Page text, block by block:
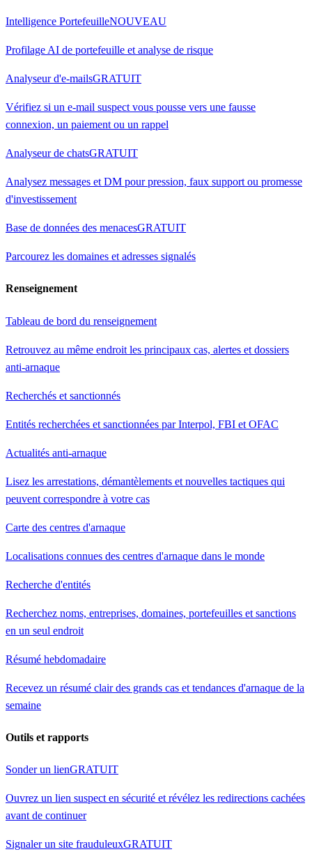
Intelligence PortefeuilleNOUVEAU
Profilage AI de portefeuille et analyse de risque
Analyseur d'e-mailsGRATUIT
Vérifiez si un e-mail suspect vous pousse vers une fausse
connexion, un paiement ou un rappel
Analyseur de chatsGRATUIT
Analysez messages et DM pour pression, faux support ou promesse
d'investissement
Base de données des menacesGRATUIT
Parcourez les domaines et adresses signalés
Renseignement
Tableau de bord du renseignement
Retrouvez au même endroit les principaux cas, alertes et dossiers
anti-arnaque
Recherchés et sanctionnés
Entités recherchées et sanctionnées par Interpol, FBI et OFAC
Actualités anti-arnaque
Lisez les arrestations, démantèlements et nouvelles tactiques qui
peuvent correspondre à votre cas
Carte des centres d'arnaque
Localisations connues des centres d'arnaque dans le monde
Recherche d'entités
Recherchez noms, entreprises, domaines, portefeuilles et sanctions
en un seul endroit
Résumé hebdomadaire
Recevez un résumé clair des grands cas et tendances d'arnaque de la
semaine
Outils et rapports
Sonder un lienGRATUIT
Ouvrez un lien suspect en sécurité et révélez les redirections cachées
avant de continuer
Signaler un site frauduleuxGRATUIT